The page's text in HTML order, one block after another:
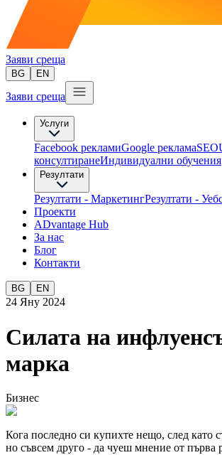
Заяви среща
BG EN
Заяви среща
Услуги
Facebook рекламиGoogle рекламаSEO
консултиране​Индивидуални обучения
Резултати
Резултати - МаркетингРезултати -
Проекти
ADvantage Hub
За нас
Блог
Контакти
BG EN
24 Яну 2024
Силата на
марка
Бизнес
Кога последно си купихте нещо, след като
но съвсем друго - да чуеш мнение от първа